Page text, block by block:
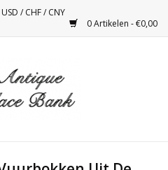
USD /CHF/CNY
0 Artikelen - €0,00